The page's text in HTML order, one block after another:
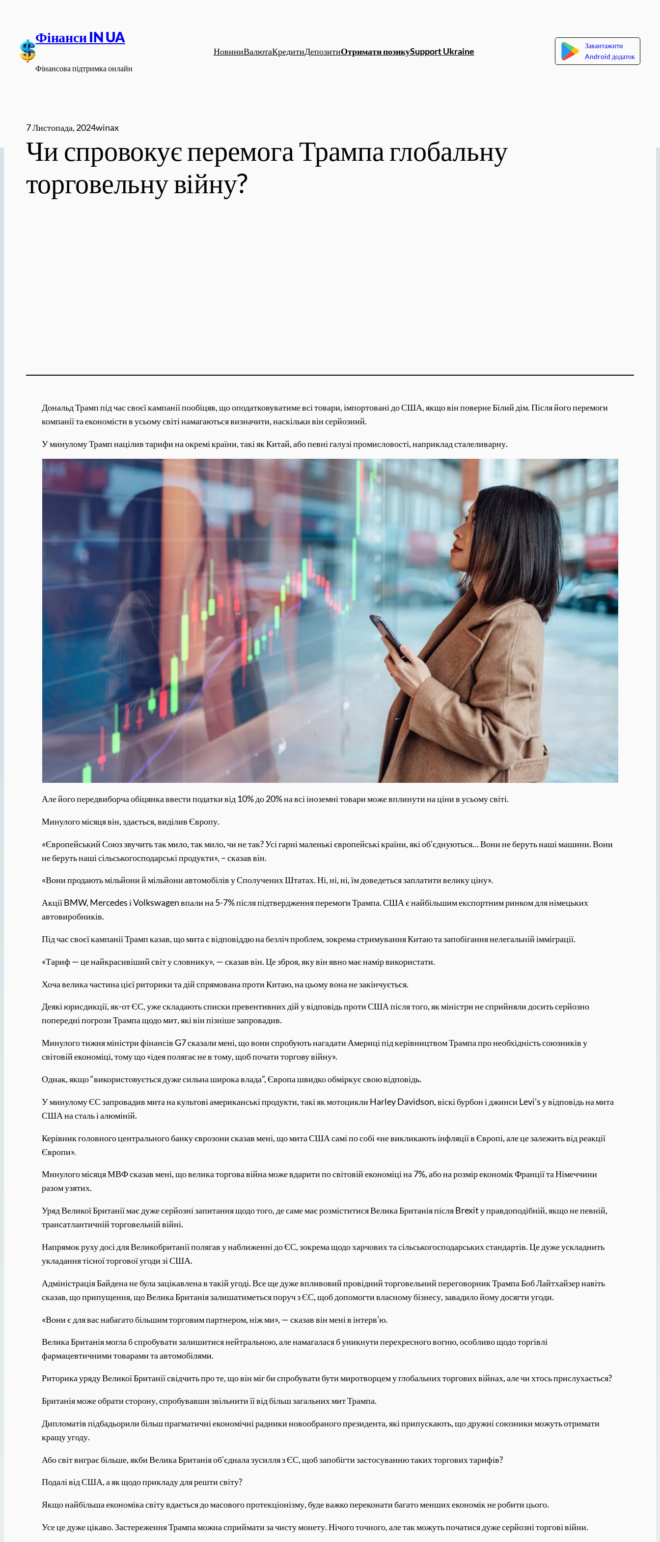
вмісту
Фінанси IN UA
Фінансова підтримка онлайн
НовиниВалютаКредитиДепозитиОтримати позикуSupport Ukraine
Завантажити
Android додаток
7 Листопада, 2024winax
Чи спровокує перемога Трампа глобальну
торговельну війну?
Дональд Трамп під час своєї кампанії пообіцяв, що оподатковуватиме всі товари, імпортовані до США, якщо він поверне Білий дім. Після його перемоги
компанії та економісти в усьому світі намагаються визначити, наскільки він серйозний.
У минулому Трамп націлив тарифи на окремі країни, такі як Китай, або певні галузі промисловості, наприклад сталеливарну.
Але його передвиборча обіцянка ввести податки від 10% до 20% на всі іноземні товари може вплинути на ціни в усьому світі.
Минулого місяця він, здається, виділив Європу.
«Європейський Союз звучить так мило, так мило, чи не так? Усі гарні маленькі європейські країни, які об’єднуються… Вони не беруть наші машини. Вони
не беруть наші сільськогосподарські продукти», – сказав він.
«Вони продають мільйони й мільйони автомобілів у Сполучених Штатах. Ні, ні, ні, їм доведеться заплатити велику ціну».
Акції BMW, Mercedes і Volkswagen впали на 5-7% після підтвердження перемоги Трампа. США є найбільшим експортним ринком для німецьких
автовиробників.
Під час своєї кампанії Трамп казав, що мита є відповіддю на безліч проблем, зокрема стримування Китаю та запобігання нелегальній імміграції.
«Тариф — це найкрасивіший світ у словнику», — сказав він. Це зброя, яку він явно має намір використати.
Хоча велика частина цієї риторики та дій спрямована проти Китаю, на цьому вона не закінчується.
Деякі юрисдикції, як-от ЄС, уже складають списки превентивних дій у відповідь проти США після того, як міністри не сприйняли досить серйозно
попередні погрози Трампа щодо мит, які він пізніше запровадив.
Минулого тижня міністри фінансів G7 сказали мені, що вони спробують нагадати Америці під керівництвом Трампа про необхідність союзників у
світовій економіці, тому що «ідея полягає не в тому, щоб почати торгову війну».
Однак, якщо “використовується дуже сильна широка влада”, Європа швидко обміркує свою відповідь.
У минулому ЄС запровадив мита на культові американські продукти, такі як мотоцикли Harley Davidson, віскі бурбон і джинси Levi’s у відповідь на мита
США на сталь і алюміній.
Керівник головного центрального банку єврозони сказав мені, що мита США самі по собі «не викликають інфляції в Європі, але це залежить від реакції
Європи».
Минулого місяця МВФ сказав мені, що велика торгова війна може вдарити по світовій економіці на 7%, або на розмір економік Франції та Німеччини
разом узятих.
Уряд Великої Британії має дуже серйозні запитання щодо того, де саме має розміститися Велика Британія після Brexit у правдоподібній, якщо не певній,
трансатлантичній торговельній війні.
Напрямок руху досі для Великобританії полягав у наближенні до ЄС, зокрема щодо харчових та сільськогосподарських стандартів. Це дуже ускладнить
укладання тісної торгової угоди зі США.
Адміністрація Байдена не була зацікавлена ​​в такій угоді. Все ще дуже впливовий провідний торговельний переговорник Трампа Боб Лайтхайзер навіть
сказав, що припущення, що Велика Британія залишатиметься поруч з ЄС, щоб допомогти власному бізнесу, завадило йому досягти угоди.
«Вони є для вас набагато більшим торговим партнером, ніж ми», — сказав він мені в інтерв’ю.
Велика Британія могла б спробувати залишитися нейтральною, але намагалася б уникнути перехресного вогню, особливо щодо торгівлі
фармацевтичними товарами та автомобілями.
Риторика уряду Великої Британії свідчить про те, що він міг би спробувати бути миротворцем у глобальних торгових війнах, але чи хтось прислухається?
Британія може обрати сторону, спробувавши звільнити її від більш загальних мит Трампа.
Дипломатів підбадьорили більш прагматичні економічні радники новообраного президента, які припускають, що дружні союзники можуть отримати
кращу угоду.
Або світ виграє більше, якби Велика Британія об’єднала зусилля з ЄС, щоб запобігти застосуванню таких торгових тарифів?
Подалі від США, а як щодо прикладу для решти світу?
Якщо найбільша економіка світу вдається до масового протекціонізму, буде важко переконати багато менших економік не робити цього.
Усе це дуже цікаво. Застереження Трампа можна сприймати за чисту монету. Нічого точного, але так можуть початися дуже серйозні торгові війни.